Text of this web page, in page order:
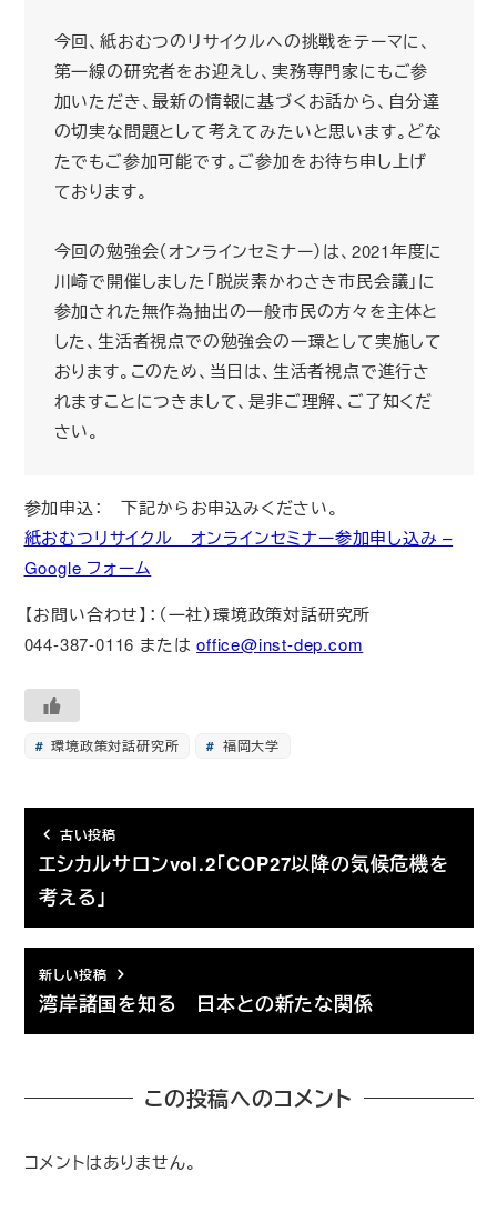
今回、紙おむつのリサイクルへの挑戦をテーマに、
第一線の研究者をお迎えし、実務専門家にもご参
加いただき、最新の情報に基づくお話から、自分達
の切実な問題として考えてみたいと思います。どな
たでもご参加可能です。ご参加をお待ち申し上げ
ております。
今回の勉強会（オンラインセミナー）は、2021年度に
川崎で開催しました「脱炭素かわさき市民会議」に
参加された無作為抽出の一般市民の方々を主体と
した、生活者視点での勉強会の一環として実施して
おります。このため、当日は、生活者視点で進行さ
れますことにつきまして、是非ご理解、ご了知くだ
さい。
参加申込： 下記からお申込みください。
紙おむつリサイクル オンラインセミナー参加申し込み –
Google フォーム
【お問い合わせ】：（一社）環境政策対話研究所
044-387-0116 またはoffice@inst-dep.com
環境政策対話研究所 福岡大学
古い投稿
エシカルサロンvol.2「COP27以降の気候危機を
考える」
新しい投稿
湾岸諸国を知る 日本との新たな関係
この投稿へのコメント
コメントはありません。